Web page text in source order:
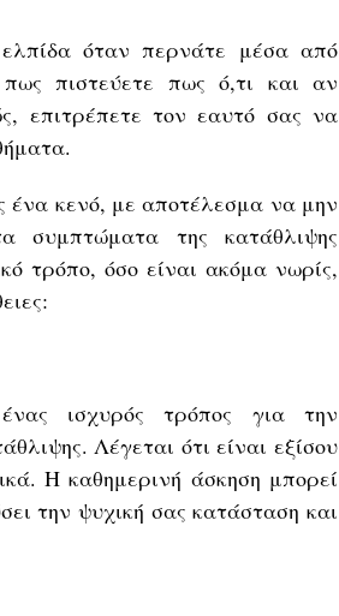
όταν περνάτε μέσα από
πιστεύετε πως ό,τι και αν
επιτρέπετε τον εαυτό σας να
ένα κενό, με αποτέλεσμα να μην
συμπτώματα της κατάθλιψης
τρόπο, όσο είναι ακόμα νωρίς,
ισχυρός τρόπος για την
Λέγεται ότι είναι εξίσου
Η καθημερινή άσκηση μπορεί
την ψυχική σας κατάσταση και